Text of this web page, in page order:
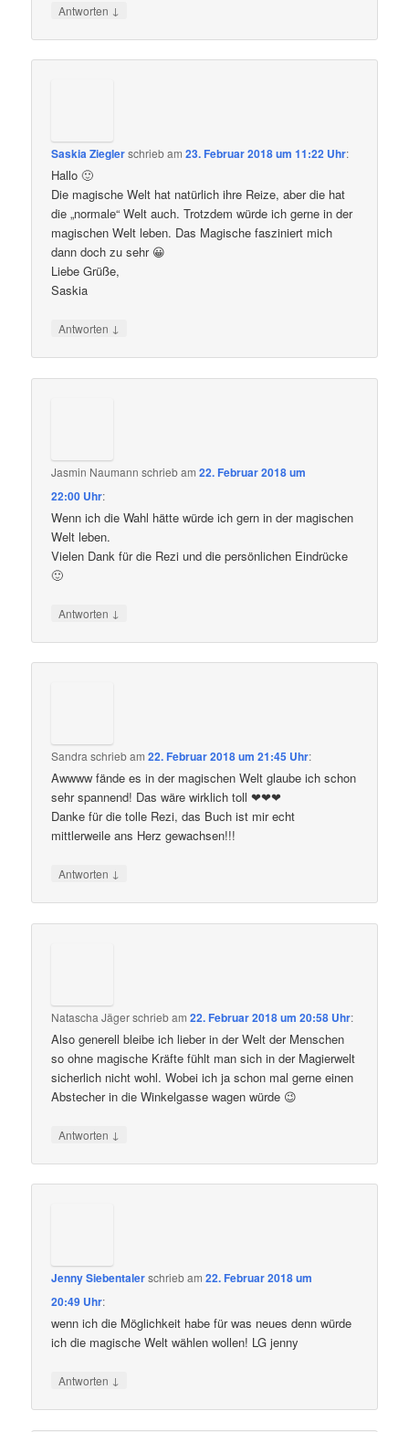
Antworten ↓
Saskia Zieglerschriebam23. Februar 2018 um 11:22 Uhr:
Hallo 🙂
Die magische Welt hat natürlich ihre Reize, aber die hat
die „normale“ Welt auch. Trotzdem würde ich gerne in der
magischen Welt leben. Das Magische fasziniert mich
dann doch zu sehr 😀
Liebe Grüße,
Saskia
Antworten ↓
Jasmin Naumann schriebam22. Februar 2018 um
22:00 Uhr:
Wenn ich die Wahl hätte würde ich gern in der magischen
Welt leben.
Vielen Dank für die Rezi und die persönlichen Eindrücke
🙂
Antworten ↓
Sandra schriebam22. Februar 2018 um 21:45 Uhr:
Awwww fände es in der magischen Welt glaube ich schon
sehr spannend! Das wäre wirklich toll ❤❤❤
Danke für die tolle Rezi, das Buch ist mir echt
mittlerweile ans Herz gewachsen!!!
Antworten ↓
Natascha Jägerschriebam22. Februar 2018 um 20:58 Uhr:
Also generell bleibe ich lieber in der Welt der Menschen
so ohne magische Kräfte fühlt man sich in der Magierwelt
sicherlich nicht wohl. Wobei ich ja schon mal gerne einen
Abstecher in die Winkelgasse wagen würde 😉
Antworten ↓
Jenny Siebentalerschriebam22. Februar 2018 um
20:49 Uhr:
wenn ich die Möglichkeit habe für was neues denn würde
ich die magische Welt wählen wollen! LG jenny
Antworten ↓